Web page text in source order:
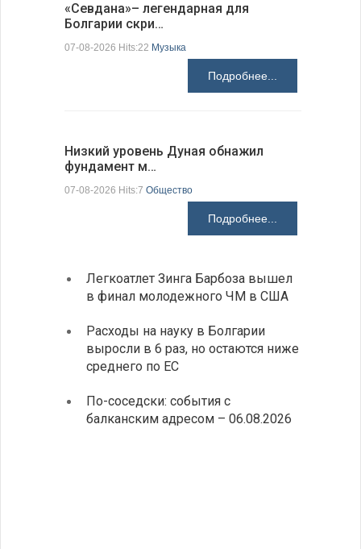
«Севдана»– легендарная для
Болгарии скри…
07-08-2026 Hits:22 Музыка
Подробнее...
Низкий уровень Дуная обнажил
фундамент м…
07-08-2026 Hits:7 Общество
Подробнее...
Легкоатлет Зинга Барбоза вышел
в финал молодежного ЧМ в США
Расходы на науку в Болгарии
выросли в 6 раз, но остаются ниже
среднего по ЕС
По-соседски: события с
балканским адресом – 06.08.2026